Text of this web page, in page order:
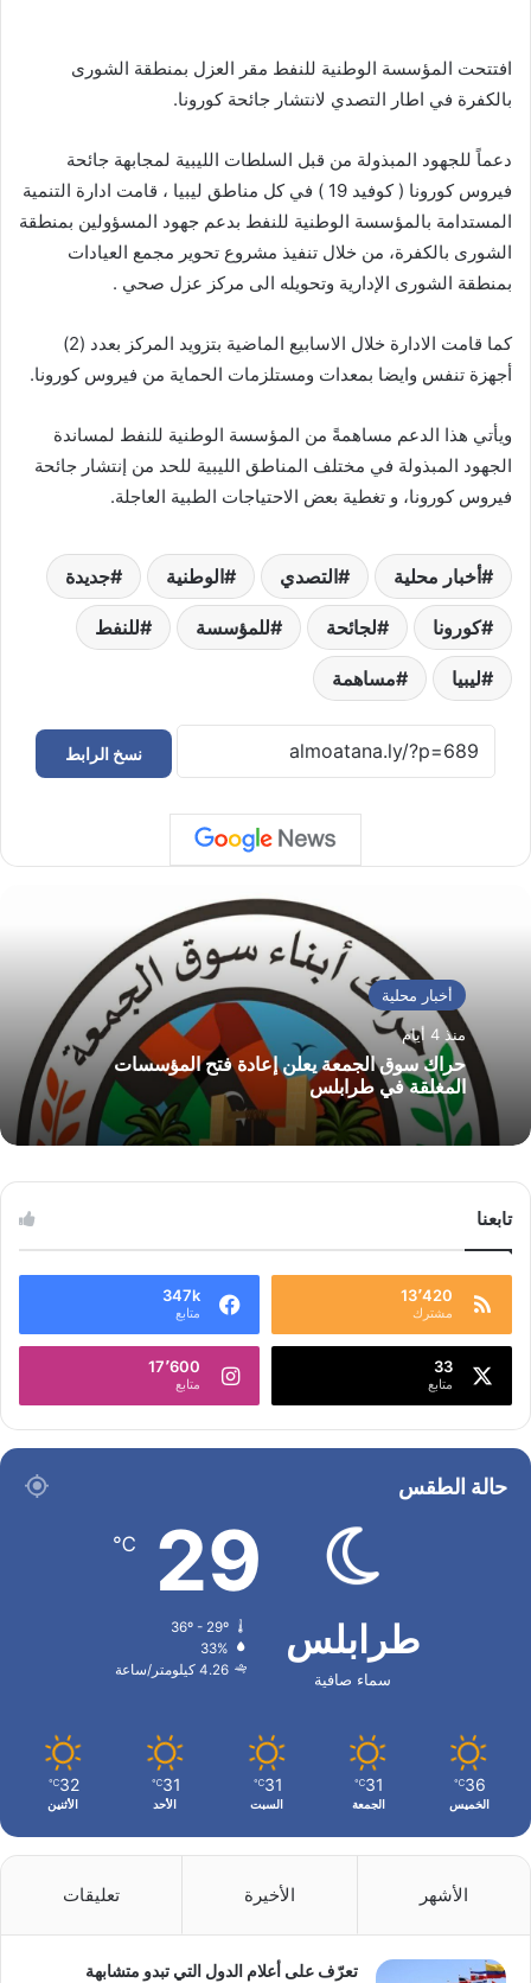
افتتحت المؤسسة الوطنية للنفط مقر العزل بمنطقة الشورى
بالكفرة في اطار التصدي لانتشار جائحة كورونا.
دعماً للجهود المبذولة من قبل السلطات الليبية لمجابهة جائحة
فيروس كورونا ( كوفيد 19 ) في كل مناطق ليبيا ، قامت ادارة التنمية
المستدامة بالمؤسسة الوطنية للنفط بدعم جهود المسؤولين بمنطقة
الشورى بالكفرة، من خلال تنفيذ مشروع تحوير مجمع العيادات
بمنطقة الشورى الإدارية وتحويله الى مركز عزل صحي .
كما قامت الادارة خلال الاسابيع الماضية بتزويد المركز بعدد (2)
أجهزة تنفس وايضا بمعدات ومستلزمات الحماية من فيروس كورونا.
ويأتي هذا الدعم مساهمةً من المؤسسة الوطنية للنفط لمساندة
الجهود المبذولة في مختلف المناطق الليبية للحد من إنتشار جائحة
فيروس كورونا، و تغطية بعض الاحتياجات الطبية العاجلة.
أخبار محلية التصدي الوطنية جديدة
كورونا لجائحة للمؤسسة للنفط
ليبيا مساهمة
نسخ الرابط
أخبار محلية
منذ 4 أيام
حراك سوق الجمعة يعلن إعادة فتح المؤسسات
المغلقة في طرابلس
تابعنا
13٬420
مشترك
347k
متابع
33
متابع
17٬600
متابع
حالة الطقس
طرابلس
سماء صافية
29
℃
36º - 29º
33%
4.26 كيلومتر/ساعة
36
℃
الخميس
31
℃
الجمعة
31
℃
السبت
31
℃
الأحد
32
℃
الأثنين
الأشهر الأخيرة تعليقات
تعرّف على أعلام الدول التي تبدو متشابهة